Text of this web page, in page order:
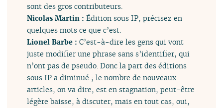
sont des gros contributeurs.
Nicolas Martin :Édition sous IP, précisez en
quelques mots ce que c’est.
Lionel Barbe :C’est-à-dire les gens qui vont
juste modifier une phrase sans s’identifier, qui
n’ont pas de pseudo. Donc la part des éditions
sous IP a diminué ; le nombre de nouveaux
articles, on va dire, est en stagnation, peut-être
légère baisse, à discuter, mais en tout cas, oui,